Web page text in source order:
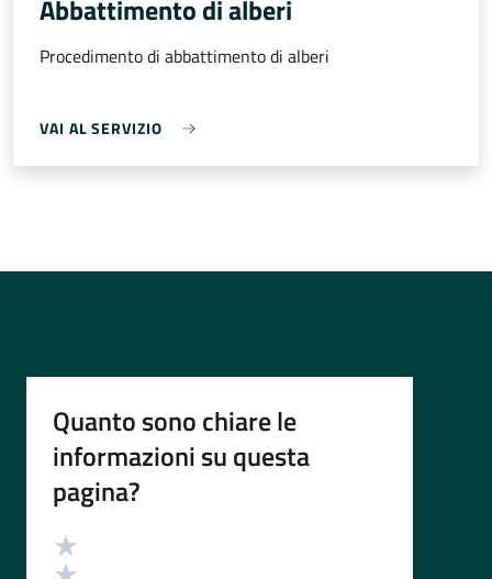
Abbattimento di alberi
Procedimento di abbattimento di alberi
VAI AL SERVIZIO
Quanto sono chiare le
informazioni su questa
pagina?
Valutazione